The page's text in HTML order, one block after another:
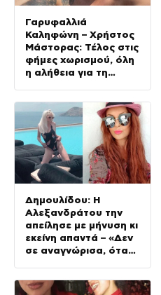
Γαρυφαλλιά
Καληφώνη – Χρήστος
Μάστορας: Τέλος στις
φήμες χωρισμού, όλη
η αλήθεια για τη
Δημουλίδου: Η
Αλεξανδράτου την
απείλησε με μήνυση κι
εκείνη απαντά – «Δεν
σε αναγνώρισα, όταν